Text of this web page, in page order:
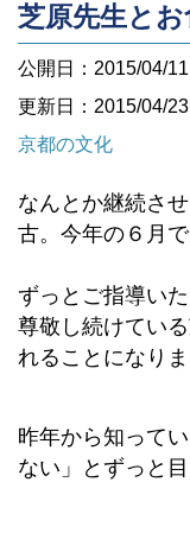
芝原先生と
公開日：2015/04/
更新日：2015/04/
京都の文化
なんとか継続さ
古。今年の６月
ずっとご指導い
尊敬し続けてい
れることになりま
昨年から知って
ない」とずっと